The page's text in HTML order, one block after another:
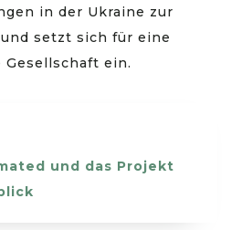
in der Ukraine zur
setzt sich für eine
ein.
und das Projekt